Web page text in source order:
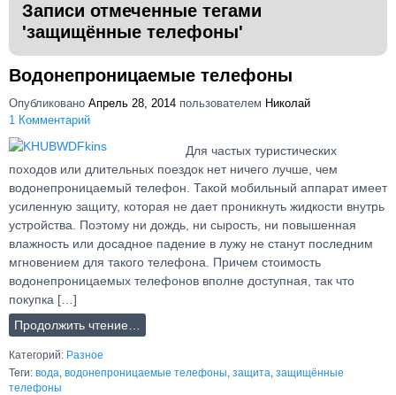
Записи отмеченные тегами
'защищённые телефоны'
Водонепроницаемые телефоны
Опубликовано Апрель 28, 2014 пользователем Николай
1 Комментарий
Для частых туристических
походов или длительных поездок нет ничего лучше, чем
водонепроницаемый телефон. Такой мобильный аппарат имеет
усиленную защиту, которая не дает проникнуть жидкости внутрь
устройства. Поэтому ни дождь, ни сырость, ни повышенная
влажность или досадное падение в лужу не станут последним
мгновением для такого телефона. Причем стоимость
водонепроницаемых телефонов вполне доступная, так что
покупка […]
Продолжить чтение…
Категорий: Разное
Теги: вода, водонепроницаемые телефоны, защита, защищённые
телефоны